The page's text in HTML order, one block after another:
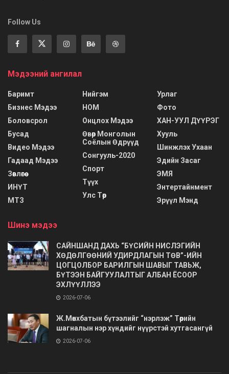
Follow Us
Мэдээний ангилал
Баримт
Бизнес Мэдээ
Боловсрол
Бусад
Видео Мэдээ
Гадаад Мэдээ
Зөвлөгөө
ИНҮТ
МТЗ
Нийгэм
НОМ
Онцлох Мэдээ
Өвөр Монголын
Соёлын Өдрүүд
Сонгууль-2020
Спорт
Түүх
Улс Төр
Урлаг
Фото
ХАН-УУЛ ДҮҮРЭГ
Хууль
Шинжлэх Ухаан
Эдийн Засаг
ЭМЯ
Энтертайнмент
Эрүүл Мэнд
Шинэ мэдээ
САЙНШАНД ДАХЬ “БҮСИЙН НИСЛЭГИЙН
ХӨДӨЛГӨӨНИЙ УДИРДЛАГЫН ТӨВ”-ИЙН
ЦОГЦОЛБОР БАРИЛГЫН ШАВЫГ ТАВЬЖ,
БҮТЭЭН БАЙГУУЛАЛТЫГ АЛБАН ЁСООР
ЭХЛҮҮЛЛЭЭ
2026-07-06
Ж.Мөнхбатын бүтээлийг “нэрлэж” Төрийн
шагналын нэр хүндийг нүүрстэй хутгасангүй
2026-07-06